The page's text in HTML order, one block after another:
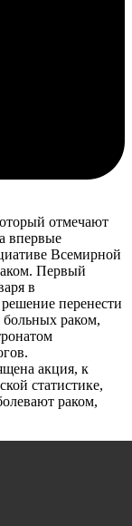
отмечают
впервые
Всемирной
Первый
в
перенести
больных раком,
акция, к
статистике,
раком,